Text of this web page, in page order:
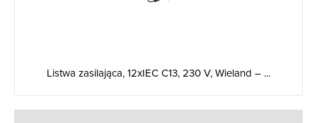
Listwa zasilająca, 12xIEC C13, 230 V, Wieland – ...